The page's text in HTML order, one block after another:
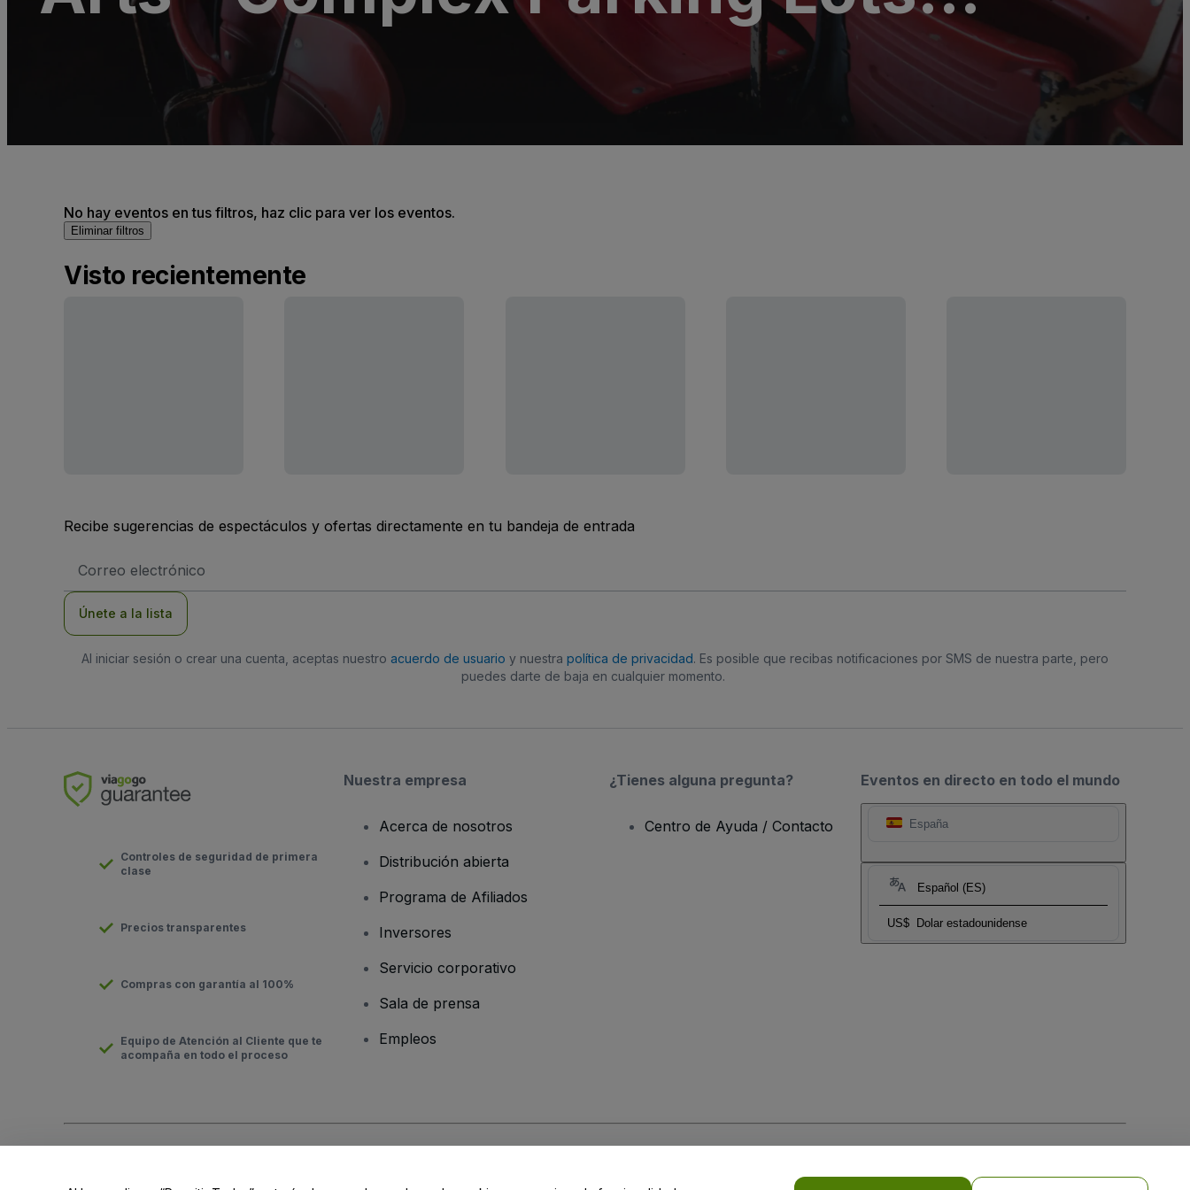
(InActive)
No hay eventos en tus filtros, haz clic para ver los eventos.
Eliminar filtros
Visto recientemente
Recibe sugerencias de espectáculos y ofertas directamente en tu bandeja de entrada
de
Únete a la lista
Al iniciar sesión o crear una cuenta, aceptas nuestro acuerdo de usuario y nuestra política de privacidad. Es posible que recibas notificaciones por SMS de nuestra parte, pero
puedes darte de baja en cualquier momento.
Eventos en directo en todo el mundo
España
Español (ES)
US$ Dolar estadounidense
Controles de seguridad de primera
clase
Precios transparentes
Compras con garantía al 100%
Equipo de Atención al Cliente que te
acompaña en todo el proceso
Nuestra empresa
Acerca de nosotros
Distribución abierta
Programa de Afiliados
Inversores
Servicio corporativo
Sala de prensa
Empleos
¿Tienes alguna pregunta?
Centro de Ayuda / Contacto
y de laPolítica de Privacidad para Móviles